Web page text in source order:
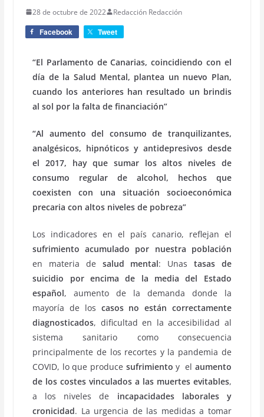
28 de octubre de 2022 Redacción Redacción
Facebook Tweet
“El Parlamento de Canarias, coincidiendo con el
día de la Salud Mental, plantea un nuevo Plan,
cuando los anteriores han resultado un brindis
al sol por la falta de financiación”
“Al aumento del consumo de tranquilizantes,
analgésicos, hipnóticos y antidepresivos desde
el 2017, hay que sumar los altos niveles de
consumo regular de alcohol, hechos que
coexisten con una situación socioeconómica
precaria con altos niveles de pobreza”
Los indicadores en el país canario, reflejan el
sufrimiento acumulado por nuestra población
en materia de salud mental: Unas tasas de
suicidio por encima de la media del Estado
español, aumento de la demanda donde la
mayoría de los casos no están correctamente
diagnosticados, dificultad en la accesibilidad al
sistema sanitario como consecuencia
principalmente de los recortes y la pandemia de
COVID, lo que produce sufrimiento y el aumento
de los costes vinculados a las muertes evitables,
a los niveles de incapacidades laborales
y
cronicidad. La urgencia de las medidas a tomar